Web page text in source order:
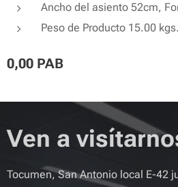
Ancho del asiento 52cm,
Peso de Producto 15.00 kgs.
0,00 PAB
Ven a
Tocumen, San Antonio local E-42